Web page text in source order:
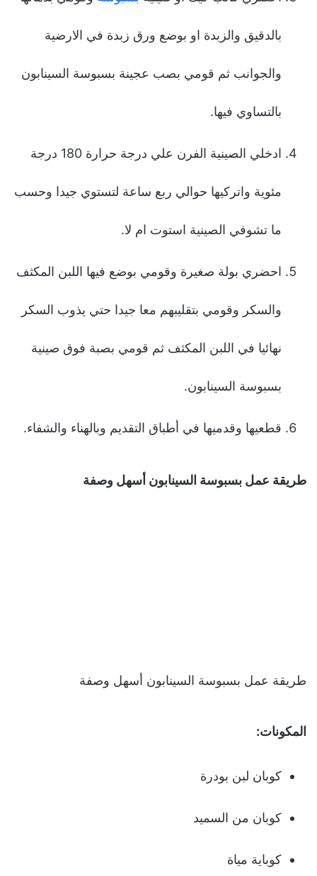
بالدقيق والزبدة او بوضع ورق زبدة في الارضية
والجوانب ثم قومي بصب عجينة بسبوسة السينابون
بالتساوي فيها.
ادخلي الصينية الفرن علي درجة حرارة 180 درجة
مئوية واتركيها حوالي ربع ساعة لتستوي جيدا وحسب
ما تشوفي الصينية استوت ام لا.
احضري بولة صغيرة وقومي بوضع فيها اللبن المكثف
والسكر وقومي بتقليبهم معا جيدا حتي يذوب السكر
نهائيا في اللبن المكثف ثم قومي بصبة فوق صينية
بسبوسة السينابون.
قطعيها وقدميها في أطباق التقديم وبالهناء والشفاء.
طريقة عمل بسبوسة السينابون أسهل وصفة
طريقة عمل بسبوسة السينابون أسهل وصفة
المكونات:
كوبان لبن بودرة
كوبان من السميد
كوباية مياة